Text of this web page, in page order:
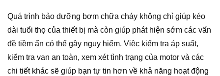
Quá trình bảo dưỡng bơm chữa cháy không chỉ giúp kéo
dài tuổi thọ của thiết bị mà còn giúp phát hiện sớm các vấn
đề tiềm ẩn có thể gây nguy hiểm. Việc kiểm tra áp suất,
kiểm tra van an toàn, xem xét tình trạng của motor và các
chi tiết khác sẽ giúp bạn tự tin hơn về khả năng hoạt động